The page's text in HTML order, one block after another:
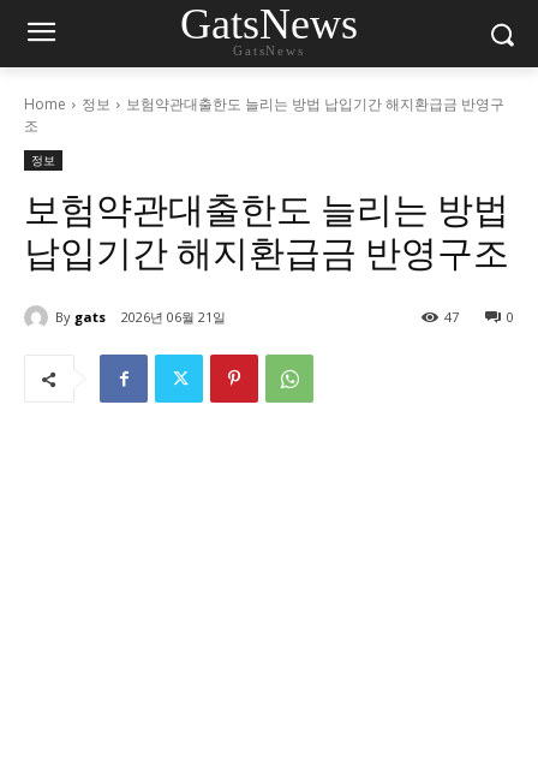
GatsNews
GatsNews
Home 정보
보험약관대출한도 늘리는 방법 납입기간 해지환급금 반영구
조
정보
보험약관대출한도 늘리는 방법
납입기간 해지환급금 반영구조
By gats 2026년 06월 21일 0
47